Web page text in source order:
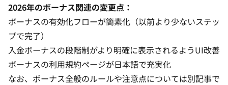
2026年のボーナス関連の変更点：
ボーナスの有効化フローが簡素化（以前より少ないステッ
プで完了）
入金ボーナスの段階制がより明確に表示されるようUI改善
ボーナスの利用規約ページが日本語で充実化
なお、 ボーナス全般のルールや注意点については別記事で